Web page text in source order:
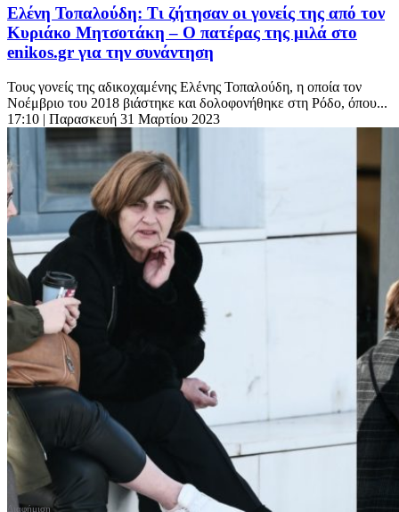
Ελένη Τοπαλούδη: Τι ζήτησαν οι γονείς της από τον
Κυριάκο Μητσοτάκη – Ο πατέρας της μιλά στο
enikos.gr για την συνάντηση
Τους γονείς της αδικοχαμένης Ελένης Τοπαλούδη, η οποία τον
Νοέμβριο του 2018 βιάστηκε και δολοφονήθηκε στη Ρόδο, όπου...
17:10 | Παρασκευή 31 Μαρτίου 2023